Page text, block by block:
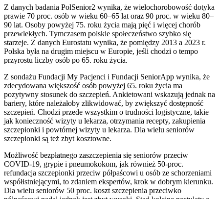
Z danych badania PolSenior2 wynika, że wielochorobowość dotyka
prawie 70 proc. osób w wieku 60–65 lat oraz 90 proc. w wieku 80–
90 lat. Osoby powyżej 75. roku życia mają pięć i więcej chorób
przewlekłych. Tymczasem polskie społeczeństwo szybko się
starzeje. Z danych Eurostatu wynika, że pomiędzy 2013 a 2023 r.
Polska była na drugim miejscu w Europie, jeśli chodzi o tempo
przyrostu liczby osób po 65. roku życia.
Z sondażu Fundacji My Pacjenci i Fundacji SeniorApp wynika, że
zdecydowana większość osób powyżej 65. roku życia ma
pozytywny stosunek do szczepień. Ankietowani wskazują jednak na
bariery, które należałoby zlikwidować, by zwiększyć dostępność
szczepień. Chodzi przede wszystkim o trudności logistyczne, takie
jak konieczność wizyty u lekarza, otrzymania recepty, zakupienia
szczepionki i powtórnej wizyty u lekarza. Dla wielu seniorów
szczepionki są też zbyt kosztowne.
Możliwość bezpłatnego zaszczepienia się seniorów przeciw
COVID-19, grypie i pneumokokom, jak również 50-proc.
refundacja szczepionki przeciw półpaścowi u osób ze schorzeniami
współistniejącymi, to zdaniem ekspertów, krok w dobrym kierunku.
Dla wielu seniorów 50 proc. koszt szczepienia przeciwko